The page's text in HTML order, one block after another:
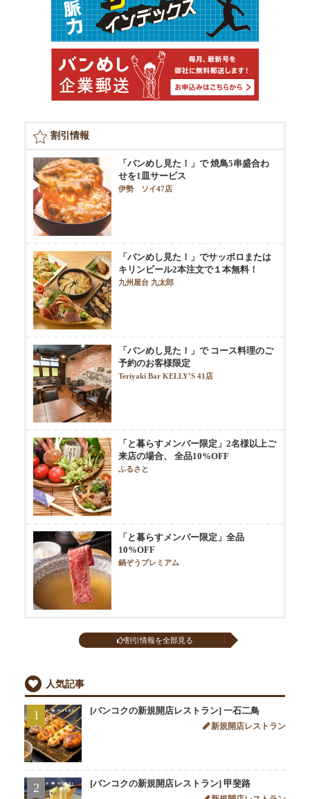
割引情報
「バンめし見た！」で 焼鳥5串盛合わ
せを1皿サービス
伊勢 ソイ47店
「バンめし見た！」でサッポロまたは
キリンビール2本注文で１本無料！
九州屋台 九太郎
「バンめし見た！」で コース料理のご
予約のお客様限定
Teriyaki Bar KELLY’S 41店
「と暮らすメンバー限定」2名様以上ご
来店の場合、 全品10%OFF
ふるさと
「と暮らすメンバー限定」全品
10%OFF
鍋ぞうプレミアム
割引情報を全部見る
人気記事
1 [バンコクの新規開店レストラン] 一石二鳥
新規開店レストラン
2 [バンコクの新規開店レストラン] 甲斐路